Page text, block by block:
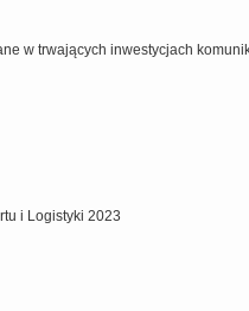
w trwających inwestycjach
i Logistyki 2023